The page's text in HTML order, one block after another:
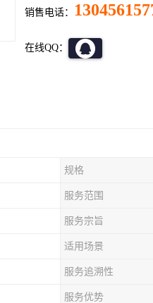
销售电话：
在线QQ：
规格
服务范围
服务宗旨
适用场景
服务追溯性
服务优势